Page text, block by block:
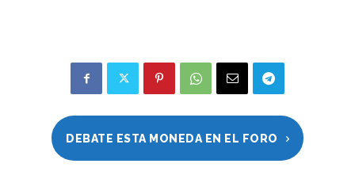
DEBATE ESTA MONEDA EN EL FORO